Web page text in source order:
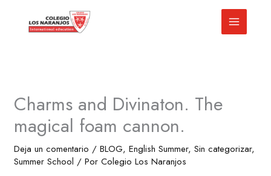
Charms and Divinaton. The
magical foam cannon.
Deja un comentario /BLOG,English Summer,Sin categorizar,
Summer School / PorColegio Los Naranjos